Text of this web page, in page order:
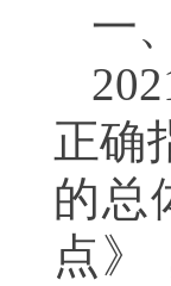
一
正确
的总
点》